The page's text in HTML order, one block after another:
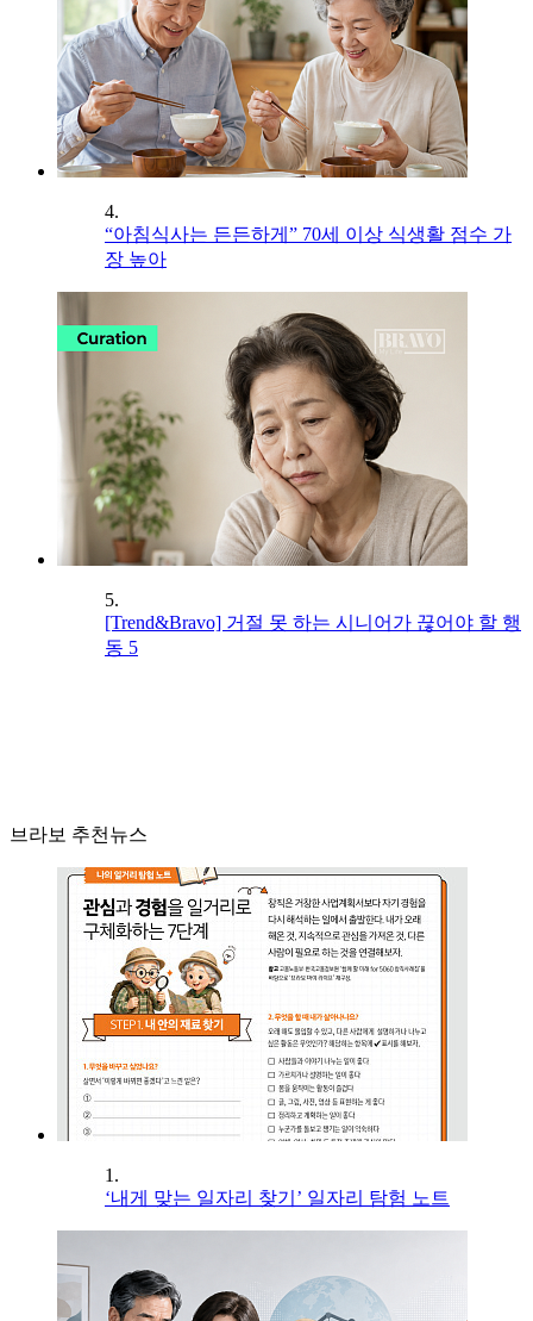
4.
“아침식사는 든든하게” 70세 이상 식생활 점수 가
장 높아
5.
[Trend&Bravo] 거절 못 하는 시니어가 끊어야 할 행
동 5
브라보 추천뉴스
1.
‘내게 맞는 일자리 찾기’ 일자리 탐험 노트